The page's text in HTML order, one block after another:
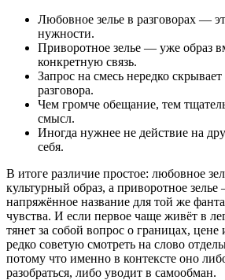
Любовное зелье в разговорах —
нужности.
Приворотное зелье — уже образ
конкретную связь.
Запрос на смесь нередко
разговора.
Чем громче обещание, тем
смысл.
Иногда нужнее не действие на
себя.
В итоге различие простое: любовное
культурный образ, а приворотное
напряжённое название для той же
чувства. И если первое чаще живёт в
тянет за собой вопрос о границах,
редко советую смотреть на слово
потому что именно в контексте оно
разобраться, либо уводит в самообман.